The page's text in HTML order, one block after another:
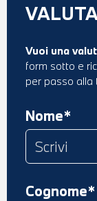
Vuoi una
form sotto e
per passo alla
Nome*
Cognome*